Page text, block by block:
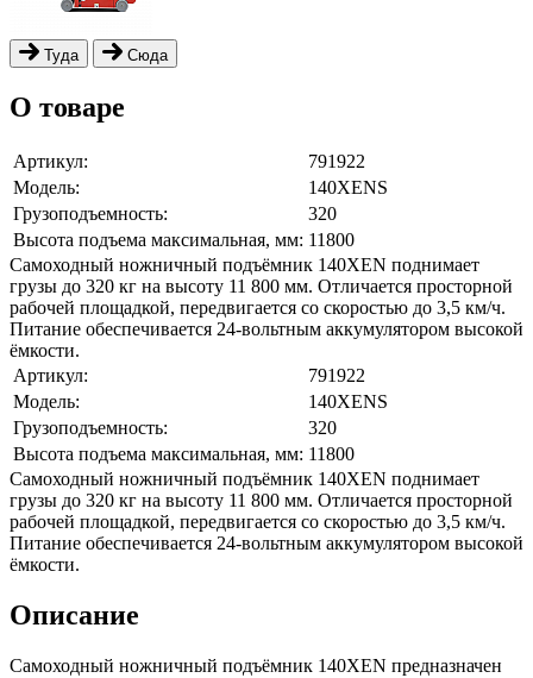
Туда Сюда
О товаре
Артикул:
791922
Модель:
140XENS
Грузоподъемность:
320
Высота подъема максимальная, мм: 11800
Самоходный ножничный подъёмник 140XEN поднимает
грузы до 320 кг на высоту 11 800 мм. Отличается просторной
рабочей площадкой, передвигается со скоростью до 3,5 км/ч.
Питание обеспечивается 24‑вольтным аккумулятором высокой
ёмкости.
Артикул:
791922
Модель:
140XENS
Грузоподъемность:
320
Высота подъема максимальная, мм: 11800
Самоходный ножничный подъёмник 140XEN поднимает
грузы до 320 кг на высоту 11 800 мм. Отличается просторной
рабочей площадкой, передвигается со скоростью до 3,5 км/ч.
Питание обеспечивается 24‑вольтным аккумулятором высокой
ёмкости.
Описание
Самоходный ножничный подъёмник 140XEN предназначен